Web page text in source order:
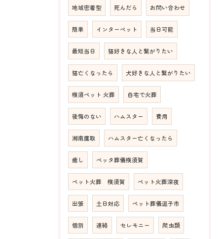
地域密着型 死んだら お問い合わせ
簡単 インターペット 当日可能
最短当日 猫好きな人と繋がりたい
猫亡くなったら 犬好きな人と繋がりたい
横須ペット 火葬 自宅で火葬
後悔のない ハムスター 費用
湘南鷹取 ハムスター亡くなったら
癒し ペッタ葬儀横須賀
ペット火葬 横須賀 ペット火葬深夜
出張 土日対応 ペット葬儀逗子市
個別 連絡 セレモニー 爬虫類